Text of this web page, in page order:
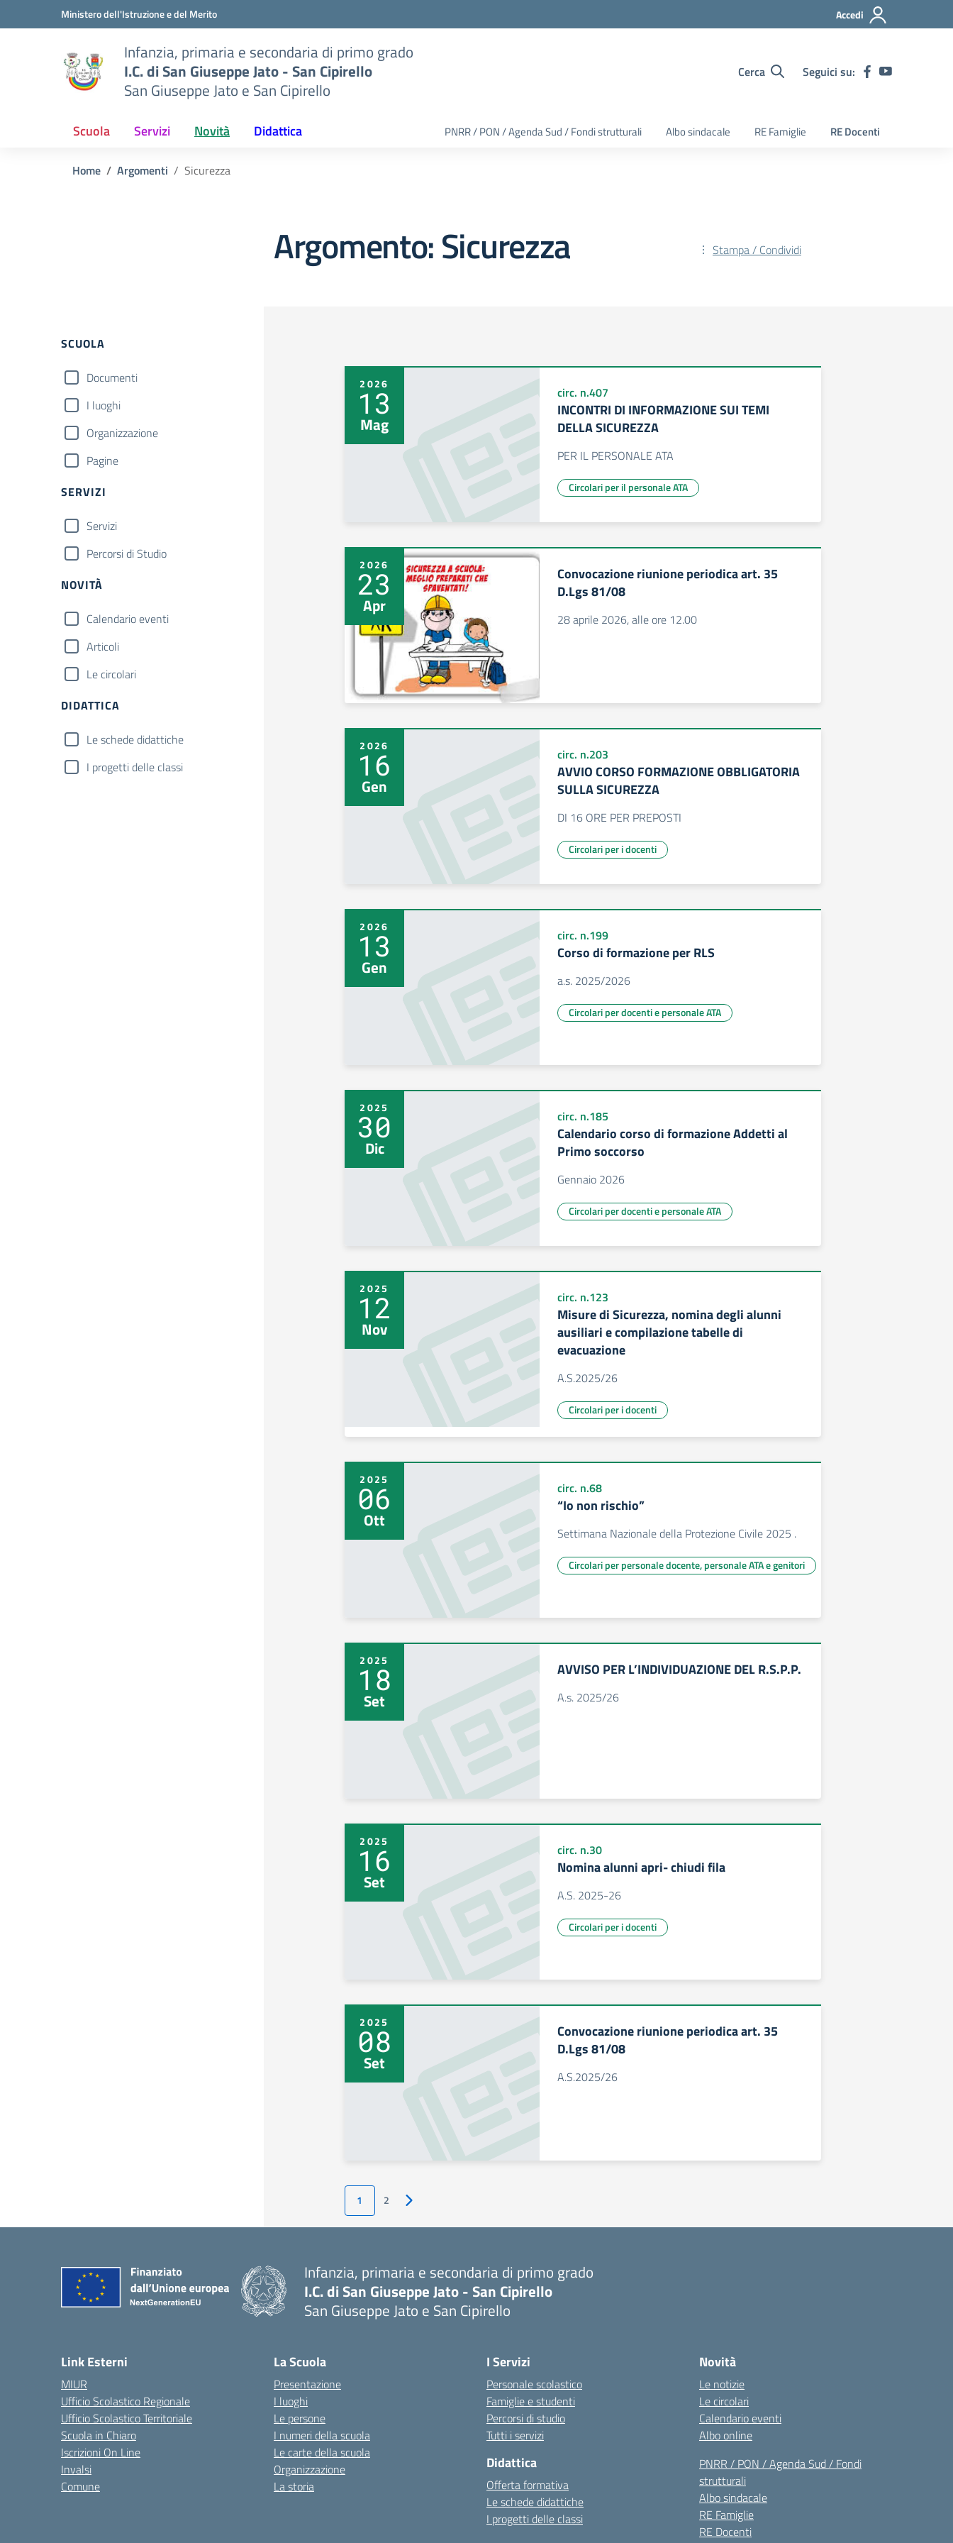
Vai ai contenuti
Vai al menu di navigazioneMinistero dell'Istruzione e del Merito Accedi
Infanzia, primaria e secondaria di primo grado
I.C. di San Giuseppe Jato - San Cipirello
San Giuseppe Jato e San Cipirello
Cerca Seguici su:
Scuola Servizi Novità Didattica PNRR / PON / Agenda Sud / Fondi strutturali Albo sindacale RE Famiglie RE Docenti
Home Argomenti Sicurezza
Argomento: Sicurezza Stampa / Condividi
SCUOLA
Documenti
I luoghi
Organizzazione
Pagine
SERVIZI
Servizi
Percorsi di Studio
NOVITÀ
Calendario eventi
Articoli
Le circolari
DIDATTICA
Le schede didattiche
I progetti delle classi
2026
13
Mag
circ. n.407
INCONTRI DI INFORMAZIONE SUI TEMI
DELLA SICUREZZA
PER IL PERSONALE ATA
Circolari per il personale ATA
2026
23
Apr
Convocazione riunione periodica art. 35
D.Lgs 81/08
28 aprile 2026, alle ore 12.00
2026
16
Gen
circ. n.203
AVVIO CORSO FORMAZIONE OBBLIGATORIA
SULLA SICUREZZA
DI 16 ORE PER PREPOSTI
Circolari per i docenti
2026
13
Gen
circ. n.199
Corso di formazione per RLS
a.s. 2025/2026
Circolari per docenti e personale ATA
2025
30
Dic
circ. n.185
Calendario corso di formazione Addetti al
Primo soccorso
Gennaio 2026
Circolari per docenti e personale ATA
2025
12
Nov
circ. n.123
Misure di Sicurezza, nomina degli alunni
ausiliari e compilazione tabelle di
evacuazione
A.S.2025/26
Circolari per i docenti
2025
06
Ott
circ. n.68
“Io non rischio”
Settimana Nazionale della Protezione Civile 2025 .
Circolari per personale docente, personale ATA e genitori
2025
18
Set
AVVISO PER L’INDIVIDUAZIONE DEL R.S.P.P.
A.s. 2025/26
2025
16
Set
circ. n.30
Nomina alunni apri- chiudi fila
A.S. 2025-26
Circolari per i docenti
2025
08
Set
Convocazione riunione periodica art. 35
D.Lgs 81/08
A.S.2025/26
1 2 Pagina successiva
Infanzia, primaria e secondaria di primo grado
I.C. di San Giuseppe Jato - San Cipirello
San Giuseppe Jato e San Cipirello
Link Esterni
MIUR
Ufficio Scolastico Regionale
Ufficio Scolastico Territoriale
Scuola in Chiaro
Iscrizioni On Line
Invalsi
Comune
La Scuola
Presentazione
I luoghi
Le persone
I numeri della scuola
Le carte della scuola
Organizzazione
La storia
I Servizi
Personale scolastico
Famiglie e studenti
Percorsi di studio
Tutti i servizi
Didattica
Offerta formativa
Le schede didattiche
I progetti delle classi
Novità
Le notizie
Le circolari
Calendario eventi
Albo online
PNRR / PON / Agenda Sud / Fondi
strutturali
Albo sindacale
RE Famiglie
RE Docenti